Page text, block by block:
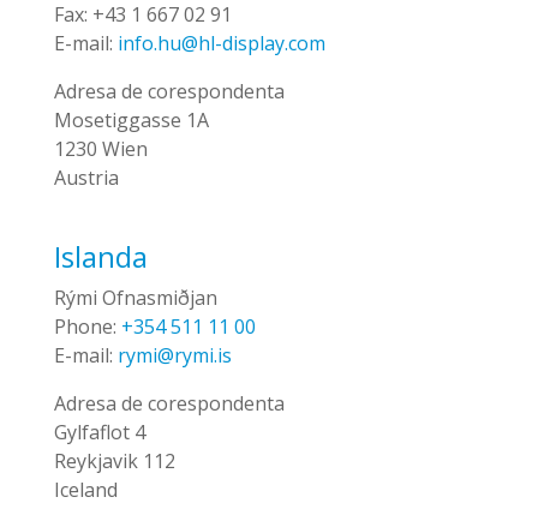
Fax: +43 1 667 02 91
E-mail: info.hu@hl-display.com
Adresa de corespondenta
Mosetiggasse 1A
1230 Wien
Austria
Islanda
Rými Ofnasmiðjan
Phone: +354 511 11 00
E-mail: rymi@rymi.is
Adresa de corespondenta
Gylfaflot 4
Reykjavik 112
Iceland